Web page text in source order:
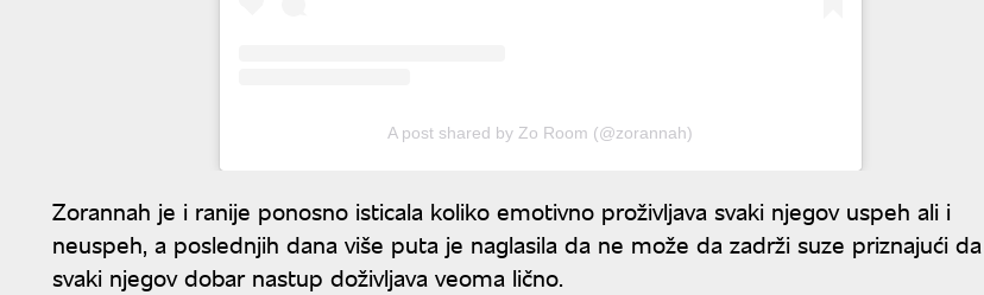
A post shared by Zo Room (@zorannah)
Zorannah je i ranije ponosno isticala koliko emotivno proživljava svaki njegov uspeh ali i
neuspeh, a poslednjih dana više puta je naglasila da ne može da zadrži suze priznajući da
svaki njegov dobar nastup doživljava veoma lično.